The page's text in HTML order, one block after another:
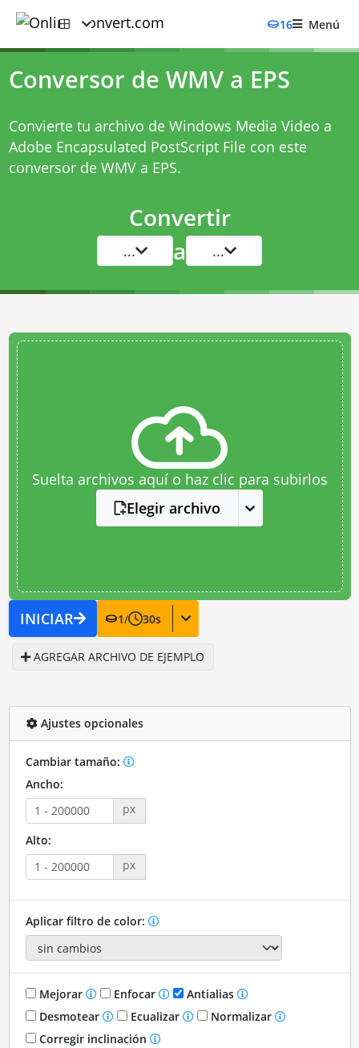
16 Menú
Conversor de WMV a EPS
Convierte tu archivo de Windows Media Video a
Adobe Encapsulated PostScript File con este
conversor de WMV a EPS.
Convertir
... a ...
Suelta archivos aquí o haz clic para subirlos
Elegir archivo
INICIAR 1/ 30s
AGREGAR ARCHIVO DE EJEMPLO
Ajustes opcionales
Cambiar tamaño:
Ancho:
px
Alto:
px
Aplicar filtro de color:
Mejorar Enfocar
Antialias
Desmotear
Ecualizar
Normalizar
Corregir inclinación